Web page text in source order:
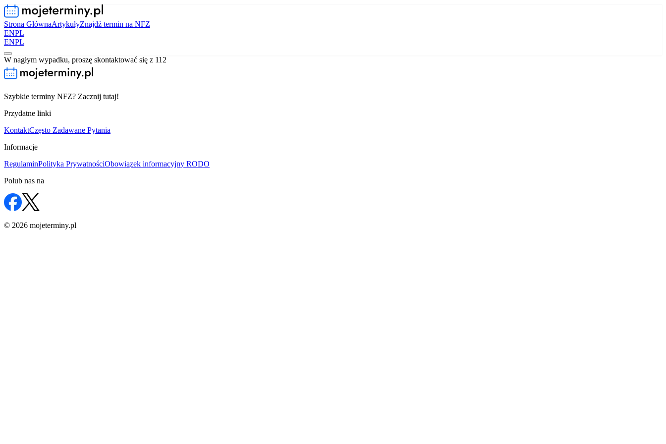
Strona GłównaArtykułyZnajdź termin na NFZ
ENPL
ENPL
W nagłym wypadku, proszę skontaktować się z 112
Szybkie terminy NFZ? Zacznij tutaj!
Przydatne linki
KontaktCzęsto Zadawane Pytania
Informacje
RegulaminPolityka PrywatnościObowiązek informacyjny RODO
Polub nas na
© 2026 mojeterminy.pl